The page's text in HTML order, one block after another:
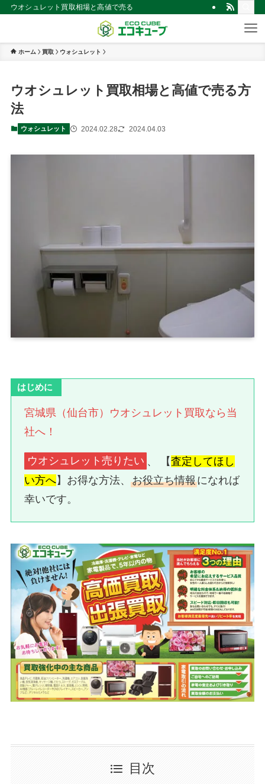
ウオシュレット買取相場と高値で売る方法 | 仙台市の不用品買取・回収！見
ホーム 買取 ウォシュレット
ウオシュレット買取相場と高値で売る方
法
ウォシュレット 2024.02.28 2024.04.03
はじめに
宮城県（仙台市）ウオシュレット買取なら当
社へ！
ウオシュレット売りたい 、 【査定してほし
い方へ】お得な方法、お役立ち情報になれば
幸いです。
目次